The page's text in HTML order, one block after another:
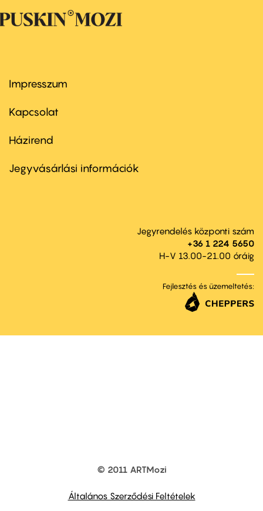
Footer
first
Impresszum
Kapcsolat
Footer
second
Házirend
Jegyvásárlási információk
Jegyrendelés központi szám
+36 1 224 5650
H-V 13.00-21.00 óráig
Fejlesztés és üzemeltetés:
© 2011 ARTMozi
Általános Szerződési Feltételek